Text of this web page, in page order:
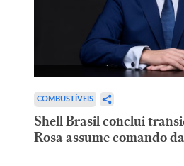
COMBUSTÍVEIS
Shell Brasil conclui
Rosa assume comando